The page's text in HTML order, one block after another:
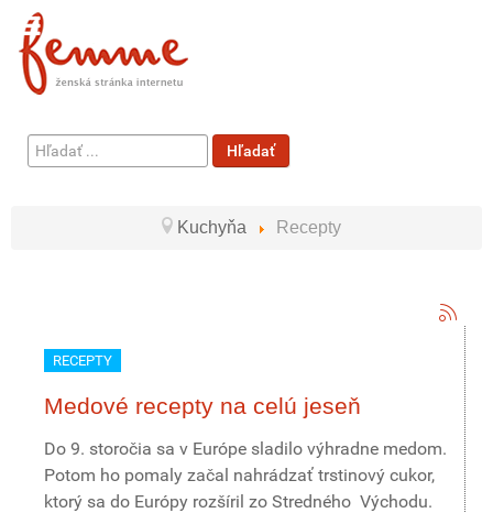
Hľadať
...
Hľadať
Kuchyňa Recepty
RECEPTY
Medové recepty na celú jeseň
Do 9. storočia sa v Európe sladilo výhradne medom.
Potom ho pomaly začal nahrádzať trstinový cukor,
ktorý sa do Európy rozšíril zo Stredného Východu.